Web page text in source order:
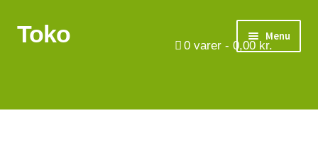
Spring
til
Spring
til
Toko Menu
Put & Take
0varer - 0,00 kr.